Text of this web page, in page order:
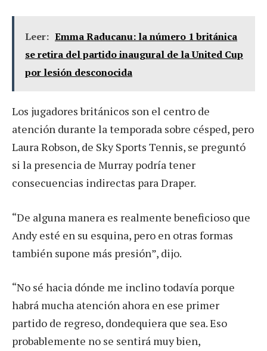
Leer: Emma Raducanu: la número 1 británica
se retira del partido inaugural de la United Cup
por lesión desconocida
Los jugadores británicos son el centro de
atención durante la temporada sobre césped, pero
Laura Robson, de Sky Sports Tennis, se preguntó
si la presencia de Murray podría tener
consecuencias indirectas para Draper.
“De alguna manera es realmente beneficioso que
Andy esté en su esquina, pero en otras formas
también supone más presión”, dijo.
“No sé hacia dónde me inclino todavía porque
habrá mucha atención ahora en ese primer
partido de regreso, dondequiera que sea. Eso
probablemente no se sentirá muy bien,